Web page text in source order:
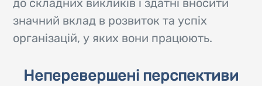
до складних викликів і здатні вносити
значний вклад в розвиток та успіх
організацій, у яких вони працюють.
Неперевершені перспективи